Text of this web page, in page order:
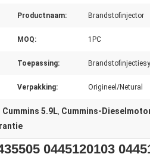
Productnaam: Brandstofinjector
MOQ: 1PC
Toepassing:
Verpakking: Origineel/Netural
5.9L, Cummins-
0445120103